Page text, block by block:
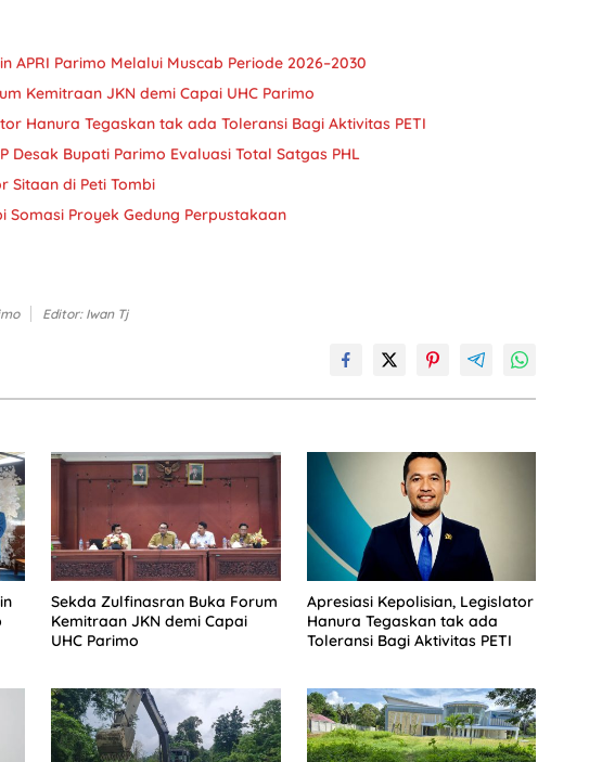
APRI Parimo Melalui Muscab Periode 2026–2030
Kemitraan JKN demi Capai UHC Parimo
Hanura Tegaskan tak ada Toleransi Bagi Aktivitas PETI
Desak Bupati Parimo Evaluasi Total Satgas PHL
Sitaan di Peti Tombi
Somasi Proyek Gedung Perpustakaan
Editor: Iwan Tj
Sekda Zulfinasran Buka Forum
Kemitraan JKN demi Capai
UHC Parimo
Apresiasi Kepolisian, Legislator
Hanura Tegaskan tak ada
Toleransi Bagi Aktivitas PETI